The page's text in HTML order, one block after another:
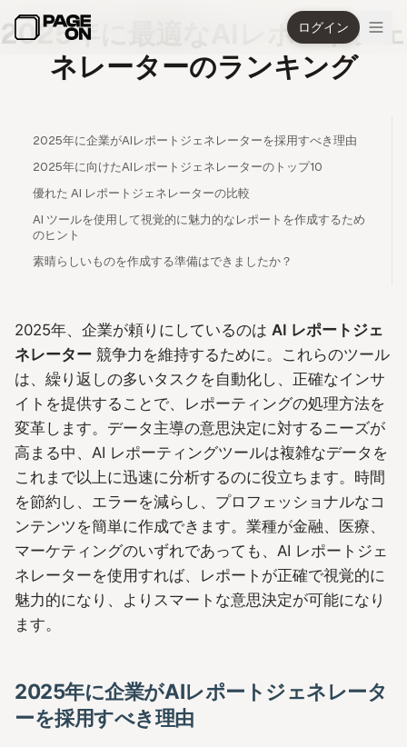
ログイン
2025年に最適なAIレポートジェ
ネレーターのランキング
2025年に企業がAIレポートジェネレーターを採用すべき理由
2025年に向けたAIレポートジェネレーターのトップ10
優れた AI レポートジェネレーターの比較
AI ツールを使用して視覚的に魅力的なレポートを作成するため
のヒント
素晴らしいものを作成する準備はできましたか？
2025年、企業が頼りにしているのは AI レポートジェ
ネレーター 競争力を維持するために。これらのツール
は、繰り返しの多いタスクを自動化し、正確なインサ
イトを提供することで、レポーティングの処理方法を
変革します。データ主導の意思決定に対するニーズが
高まる中、AI レポーティングツールは複雑なデータを
これまで以上に迅速に分析するのに役立ちます。時間
を節約し、エラーを減らし、プロフェッショナルなコ
ンテンツを簡単に作成できます。業種が金融、医療、
マーケティングのいずれであっても、AI レポートジェ
ネレーターを使用すれば、レポートが正確で視覚的に
魅力的になり、よりスマートな意思決定が可能になり
ます。
2025年に企業がAIレポートジェネレータ
ーを採用すべき理由